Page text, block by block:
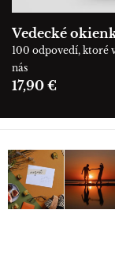
Vedecké
100 odpovedí, ktoré
nás
17,90 €